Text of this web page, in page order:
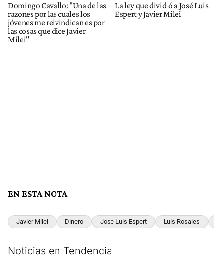
Domingo Cavallo: "Una de las
razones por las cuales los
jóvenes me reivindican es por
las cosas que dice Javier
Milei"
La ley que dividió a José Luis
Espert y Javier Milei
EN ESTA NOTA
Javier Milei Dinero Jose Luis Espert Luis Rosales
Noticias en Tendencia